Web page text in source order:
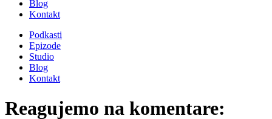
Blog
Kontakt
Podkasti
Epizode
Studio
Blog
Kontakt
Reagujemo na komentare: